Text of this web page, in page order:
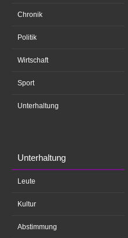
Chronik
Politik
Wirtschaft
Sport
Unterhaltung
Unterhaltung
Leute
Kultur
Abstimmung